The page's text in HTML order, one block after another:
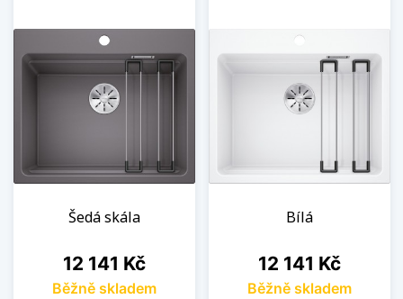
Šedá skála
Cena
12 141 Kč
Běžně skladem
Bílá
Cena
12 141 Kč
Běžně skladem